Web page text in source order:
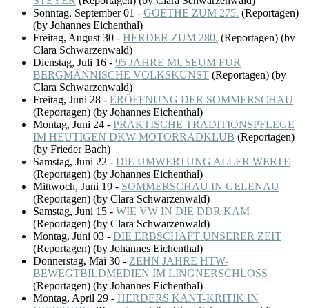
Sonntag, September 01 - GOETHE ZUM 275. (Reportagen)
(by Johannes Eichenthal)
Freitag, August 30 - HERDER ZUM 280. (Reportagen) (by
Clara Schwarzenwald)
Dienstag, Juli 16 - 95 JAHRE MUSEUM FÜR
BERGMÄNNISCHE VOLKSKUNST (Reportagen) (by
Clara Schwarzenwald)
Freitag, Juni 28 - ERÖFFNUNG DER SOMMERSCHAU
(Reportagen) (by Johannes Eichenthal)
Montag, Juni 24 - PRAKTISCHE TRADITIONSPFLEGE
IM HEUTIGEN DKW-MOTORRADKLUB (Reportagen)
(by Frieder Bach)
Samstag, Juni 22 - DIE UMWERTUNG ALLER WERTE
(Reportagen) (by Johannes Eichenthal)
Mittwoch, Juni 19 - SOMMERSCHAU IN GELENAU
(Reportagen) (by Clara Schwarzenwald)
Samstag, Juni 15 - WIE VW IN DIE DDR KAM
(Reportagen) (by Clara Schwarzenwald)
Montag, Juni 03 - DIE ERBSCHAFT UNSERER ZEIT
(Reportagen) (by Johannes Eichenthal)
Donnerstag, Mai 30 - ZEHN JAHRE HTW-
BEWEGTBILDMEDIEN IM LINGNERSCHLOSS
(Reportagen) (by Johannes Eichenthal)
Montag, April 29 - HERDERS KANT-KRITIK IN